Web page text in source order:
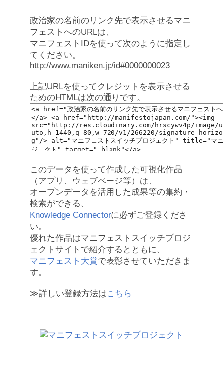
政治家の名前のリンク先で表示させるマニ
フェストへのURLは、
マニフェストIDを使って次のように指定し
てください。
http://www.maniken.jp/id#0000000023
上記URLを使ってクレジットを表示させる
ためのHTMLは次の通りです。
このデータを使って作成した可視化作品
（アプリ、ウェブページ等）は、
オープンデータを活用した成果等の集約・
検索ができる、
Knowledge Connectorに必ずご登録くださ
い。
優れた作品はマニフェストスイッチプロジ
ェクトサイトで紹介するとともに、
マニフェスト大賞で表彰させていただきま
す。
≫詳しい登録方法はこちら